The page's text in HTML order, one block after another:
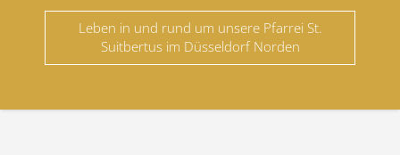
Leben in und rund um unsere Pfarrei St.
Suitbertus im Düsseldorf Norden